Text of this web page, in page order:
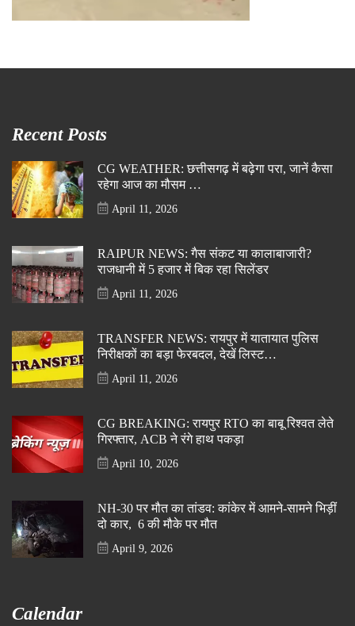
Recent Posts
CG WEATHER: छत्तीसगढ़ में बढ़ेगा परा, जानें कैसा
रहेगा आज का मौसम …
April 11, 2026
RAIPUR NEWS: गैस संकट या कालाबाजारी?
राजधानी में 5 हजार में बिक रहा सिलेंडर
April 11, 2026
TRANSFER NEWS: रायपुर में यातायात पुलिस
निरीक्षकों का बड़ा फेरबदल, देखें लिस्ट…
April 11, 2026
CG BREAKING: रायपुर RTO का बाबू रिश्वत लेते
गिरफ्तार, ACB ने रंगे हाथ पकड़ा
April 10, 2026
NH-30 पर मौत का तांडव: कांकेर में आमने-सामने भिड़ीं
दो कार, 6 की मौके पर मौत
April 9, 2026
Calendar